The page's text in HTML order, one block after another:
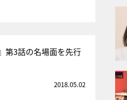
第3話の名場面を先行
2018.05.02